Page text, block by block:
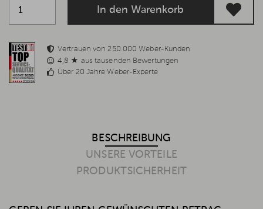
In den Warenkorb
Vertrauen von 250.000 Weber-Kunden
4,8 ★ aus tausenden Bewertungen
Über 20 Jahre Weber-Experte
BESCHREIBUNG
UNSERE VORTEILE
PRODUKTSICHERHEIT